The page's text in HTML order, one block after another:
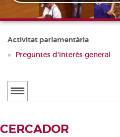
Activitat parlamentària
Preguntes d'interès general
Menú
Notícies
CERCADOR DE TRAMITACIONS
CERCADOR